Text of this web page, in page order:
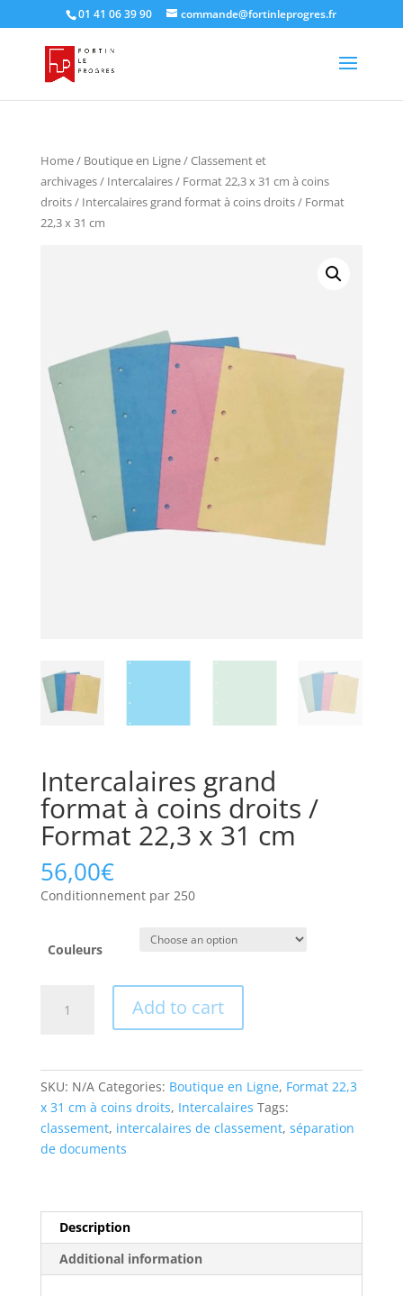
01 41 06 39 90 commande@fortinleprogres.fr
Home/ Boutique en Ligne/Classement et
archivages/ Intercalaires/ Format 22,3 x 31 cm à coins
droits/ Intercalaires grand format à coins droits / Format
22,3 x 31 cm
Intercalaires grand
format à coins droits /
Format 22,3 x 31 cm
56,00€
Conditionnement par 250
Couleurs
grand
Format
quantity
Add to cart
SKU: N/A Categories: Boutique en Ligne, Format 22,3
x 31 cm à coins droits, Intercalaires Tags:
classement, intercalaires de classement, séparation
de documents
Description
Additional information